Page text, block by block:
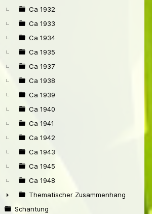
Ca 1932
Ca 1933
Ca 1934
Ca 1935
Ca 1937
Ca 1938
Ca 1939
Ca 1940
Ca 1941
Ca 1942
Ca 1943
Ca 1945
Ca 1948
►
Thematischer Zusammenhang mit
Schantung